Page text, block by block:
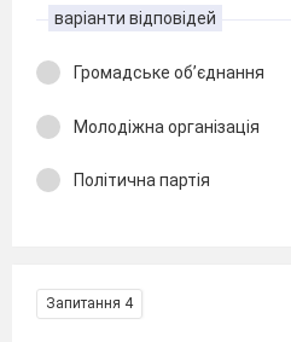
варіанти відповідей
Громадське об’єднання
Молодіжна організація
Політична партія
Запитання 4